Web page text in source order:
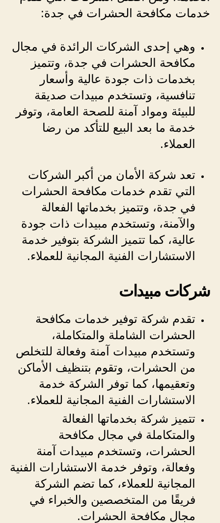
خدمات مكافحة الحشرات في جدة:
وهي إحدى الشركات الرائدة في مجال
مكافحة الحشرات في جدة، وتتميز
بخدمات ذات جودة عالية وأسعار
تنافسية، وتستخدم مبيدات صديقة
للبيئة ومواد آمنة للصحة العامة، وتوفر
خدمة ما بعد البيع للتأكد من رضا
العملاء.
تعد شركة الأمان من أكبر الشركات
التي تقدم خدمات مكافحة الحشرات
في جدة، وتتميز بخدماتها الفعالة
والآمنة، وتستخدم مبيدات ذات جودة
عالية، كما تتميز الشركة بتوفير خدمة
الاستشارات الفنية المجانية للعملاء.
شركات مبيدات
تقدم شركة توفير خدمات مكافحة
الحشرات الشاملة والمتكاملة،
وتستخدم مبيدات آمنة وفعالة للتخلص
من الحشرات، وتقوم بتنظيف الأماكن
وتعقيمها، كما توفر الشركة خدمة
الاستشارات الفنية المجانية للعملاء.
تتميز شركة بخدماتها الفعالة
والمتكاملة في مجال مكافحة
الحشرات، وتستخدم مبيدات آمنة
وفعالة، وتوفر خدمة الاستشارات الفنية
المجانية للعملاء، كما تضم الشركة
فريقًا من المتخصصين والخبراء في
مجال مكافحة الحشرات.